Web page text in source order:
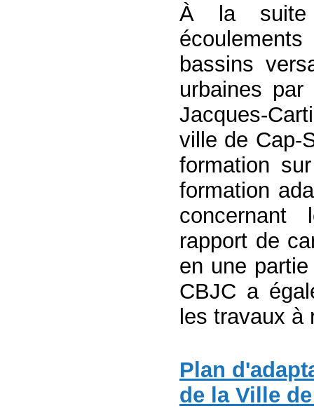
À la suite
bassins
urbaines
Jacques-
ville de Cap-
formation
formation
concernant
rapport de
en une
CBJC a
les travaux à
Plan
de la Ville